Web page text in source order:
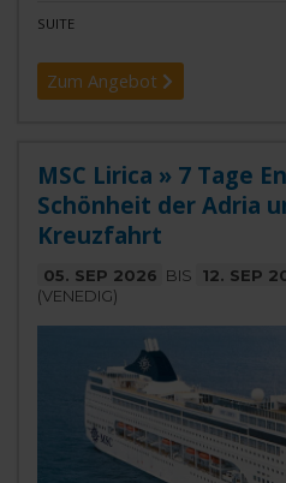
SUITE
Zum Angebot
MSC Lirica » 7 Tage
Schönheit der Adria
Kreuzfahrt
05. SEP 2026 BIS 12. SEP
(VENEDIG)